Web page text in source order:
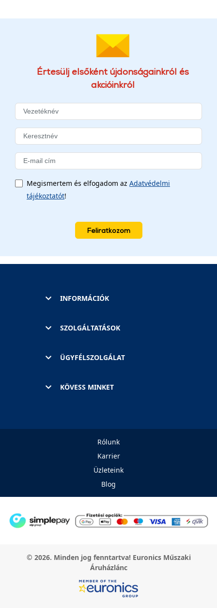
Értesülj elsőként újdonságainkról és
akcióinkról
Megismertem és elfogadom az Adatvédelmi
tájékoztatót!
Feliratkozom
INFORMÁCIÓK
SZOLGÁLTATÁSOK
ÜGYFÉLSZOLGÁLAT
KÖVESS MINKET
Rólunk
Karrier
Üzleteink
Blog
© 2026. Minden jog fenntartva! Euronics Műszaki
Áruházlánc